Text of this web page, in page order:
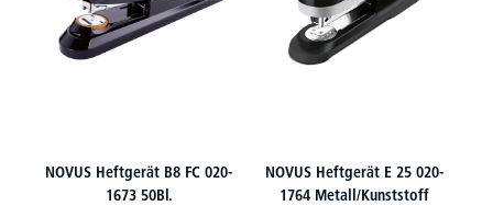
NOVUS Heftgerät B8 FC 020-
1673 50Bl.
NOVUS Heftgerät E 25 020-
1764 Metall/Kunststoff